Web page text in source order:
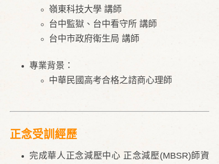
嶺東科技大學 講師
台中監獄、台中看守所 講師
台中市政府衛生局 講師
專業背景：
中華民國高考合格之諮商心理師
正念受訓經歷
完成華人正念減壓中心 正念減壓(MBSR)師資